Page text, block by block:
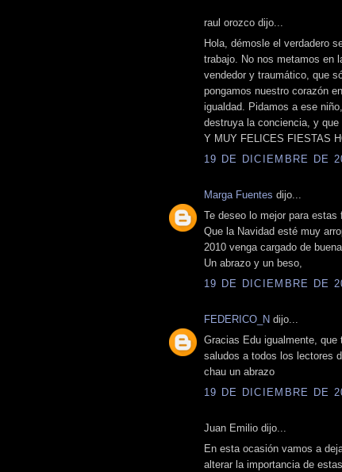
raul orozco dijo...
Hola, démosle el verdadero
trabajo. No nos metamos en
vendedor y traumático, que
pongamos nuestro corazón
igualdad. Pidamos a ese
destruya la conciencia, y
Y MUY FELICES FIESTAS
19 DE DICIEMBRE DE
Marga Fuentes dijo...
Te deseo lo mejor para estas
Que la Navidad esté muy
2010 venga cargado de
Un abrazo y un beso,
19 DE DICIEMBRE DE
FEDERICO_N dijo...
Gracias Edu igualmente,
saludos a todos los lectores
chau un abrazo
19 DE DICIEMBRE DE
Juan Emilio dijo...
En esta ocasión vamos a
alterar la importancia de